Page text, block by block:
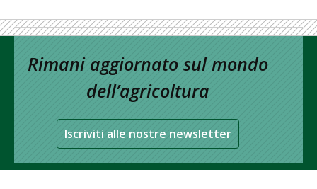
Rimani aggiornato sul mondo
dell’agricoltura
Iscriviti alle nostre newsletter